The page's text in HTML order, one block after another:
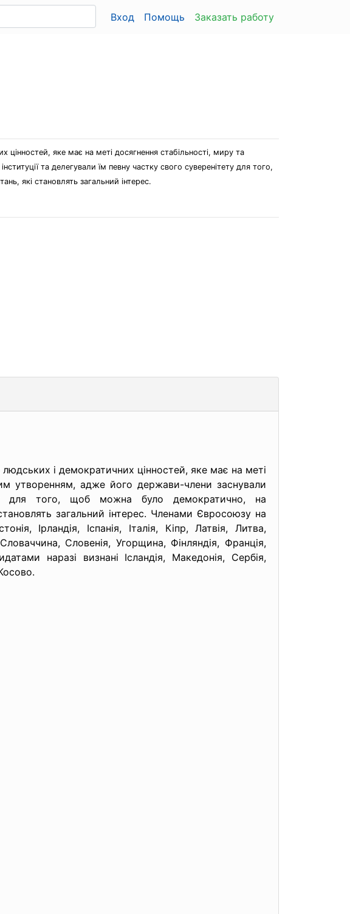
Вход Помощь Заказать работу
цінностей, яке має на меті досягнення стабільності, миру та
та делегували їм певну частку свого суверенітету для того,
які становлять загальний інтерес.
і демократичних цінностей, яке має на меті
утворенням, адже його держави-члени заснували
для того, щоб можна було демократично, на
загальний інтерес. Членами Євросоюзу на
Ірландія, Іспанія, Італія, Кіпр, Латвія, Литва,
Словенія, Угорщина, Фінляндія, Франція,
наразі визнані Ісландія, Македонія, Сербія,